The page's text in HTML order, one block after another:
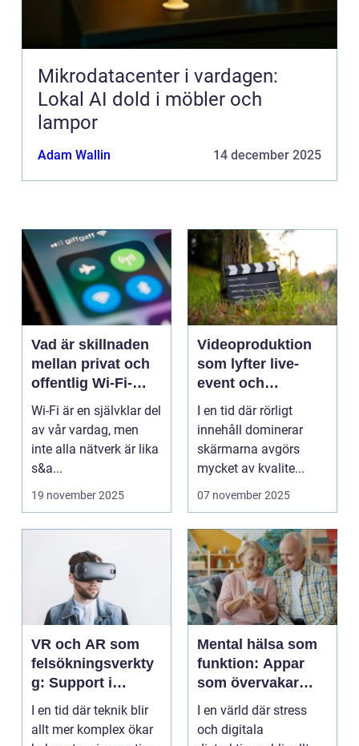
Mikrodatacenter i vardagen:
Lokal AI dold i möbler och
lampor
Adam Wallin 14 december 2025
Vad är skillnaden
mellan privat och
offentlig Wi-Fi-
säkerhet?
Wi-Fi är en självklar del
av vår vardag, men
inte alla nätverk är lika
s&a...
19 november 2025
Videoproduktion
som lyfter live-
event och
varumärken
I en tid där rörligt
innehåll dominerar
skärmarna avgörs
mycket av kvalite...
07 november 2025
VR och AR som
felsökningsverkty
g: Support i
virtuella miljöer
I en tid där teknik blir
allt mer komplex ökar
Mental hälsa som
funktion: Appar
som övervakar
och stärker
välmående
I en värld där stress
och digitala